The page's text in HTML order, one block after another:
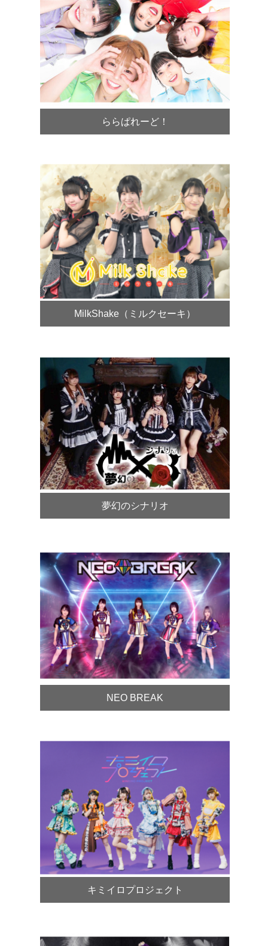
ららぱれーど！
MilkShake（ミルクセーキ）
夢幻のシナリオ
NEO BREAK
キミイロプロジェクト